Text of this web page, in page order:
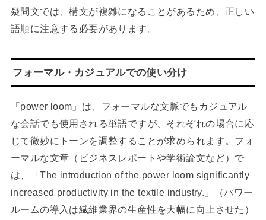
疑問文では、構文が複雑になることがあるため、正しい
語順に注意する必要があります。
フォーマル・カジュアルでの使い分け
「power loom」は、フォーマルな文脈でもカジュアル
な会話でも使用される単語ですが、それぞれの場合に応
じて微妙にトーンを調整することが求められます。フォ
ーマルな文章（ビジネスレポートや学術論文など）で
は、「The introduction of the power loom significantly
increased productivity in the textile industry.」（パワー
ルームの導入は繊維業界の生産性を大幅に向上させた）